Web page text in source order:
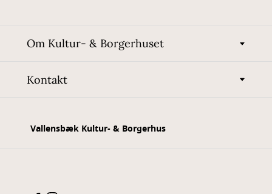
Om Kultur- & Borgerhuset
Kontakt
Vallensbæk Kultur- & Borgerhus